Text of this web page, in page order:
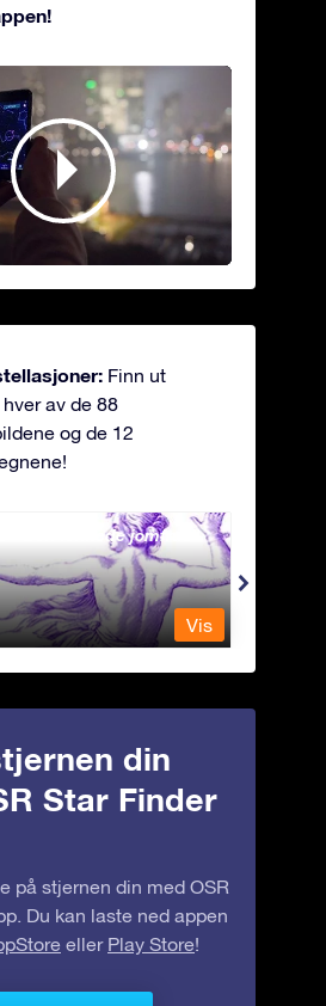
Finn ut
av de 88
og de 12
- Den lenkede jomfrua
Vis
din
Star Finder
på stjernen din med OSR
Du kan laste ned appen
eller Play Store!